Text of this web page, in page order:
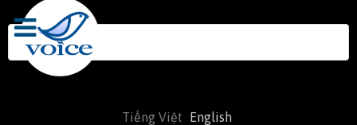
Search
for:
Tiếng Việt English